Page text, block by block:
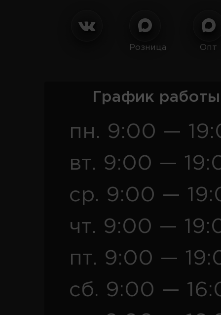
Розница Опт
График
пн. 9:00 —
вт. 9:00 —
ср. 9:00 —
чт. 9:00 —
пт. 9:00 —
сб. 9:00 —